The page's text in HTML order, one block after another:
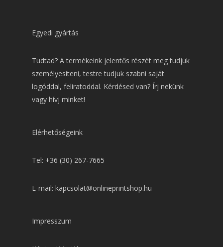
Egyedi gyártás
Tudtad? A termékeink jelentős részét meg tudjuk
személyesíteni, testre tudjuk szabni saját
logóddal, feliratoddal. Kérdésed van? Írj nekünk
vagy hívj minket!
Elérhetőségeink
Tel: +36 (30) 267-7665
E-mail: kapcsolat@onlineprintshop.hu
Impresszum